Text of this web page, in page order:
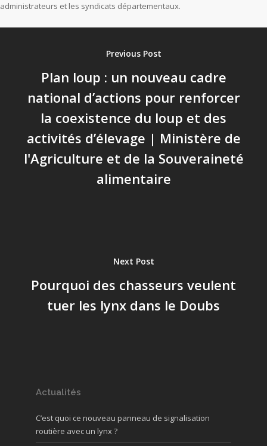
administrateurs et les syndicats départementaux.
Previous Post
Plan loup : un nouveau cadre
national d’actions pour renforcer
la coexistence du loup et des
activités d’élevage | Ministère de
l'Agriculture et de la Souveraineté
alimentaire
Next Post
Pourquoi des chasseurs veulent
tuer les lynx dans le Doubs
Actualités
C’est quoi ce nouveau panneau de signalisation
routière avec un lynx ?